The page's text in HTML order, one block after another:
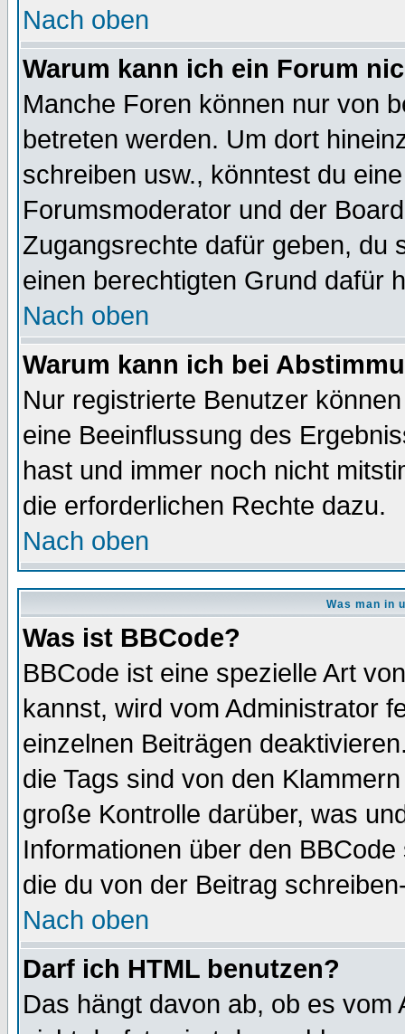
Nach oben
Warum kann ich ein Forum
Manche Foren können nur von
betreten werden. Um dort
schreiben usw., könntest du
Forumsmoderator und der
Zugangsrechte dafür geben, du
einen berechtigten Grund dafür
Nach oben
Warum kann ich bei
Nur registrierte Benutzer
eine Beeinflussung des
hast und immer noch nicht
die erforderlichen Rechte dazu.
Nach oben
Was man in
Was ist BBCode?
BBCode ist eine spezielle Art
kannst, wird vom Administrator
einzelnen Beiträgen
die Tags sind von den
große Kontrolle darüber, was
Informationen über den
die du von der Beitrag
Nach oben
Darf ich HTML benutzen?
Das hängt davon ab, ob es